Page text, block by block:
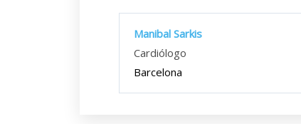
Manibal Sarkis
Cardiólogo
Barcelona